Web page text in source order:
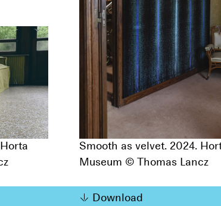
Smooth as velvet. 2024.
Museum © Thomas Lancz
Download